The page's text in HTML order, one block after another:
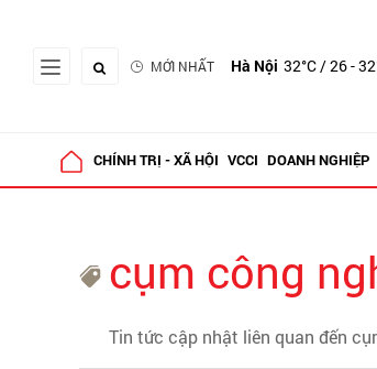
MỚI NHẤT Hà Nội 32°C/ 26 -
CHÍNH TRỊ - XÃ HỘI VCCI DOANH NGHIỆP
cụm công
Tin tức cập nhật liên quan đến